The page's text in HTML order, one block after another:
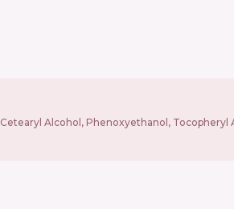
Alcohol, Phenoxyethanol, Tocopheryl